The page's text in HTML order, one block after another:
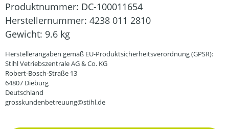
Produktnummer: DC-100011654
Herstellernummer: 4238 011 2810
Gewicht: 9.6 kg
Herstellerangaben gemäß EU-Produktsicherheitsverordnung (GPSR):
Stihl Vetriebszentrale AG & Co. KG
Robert-Bosch-Straße 13
64807 Dieburg
Deutschland
grosskundenbetreuung@stihl.de